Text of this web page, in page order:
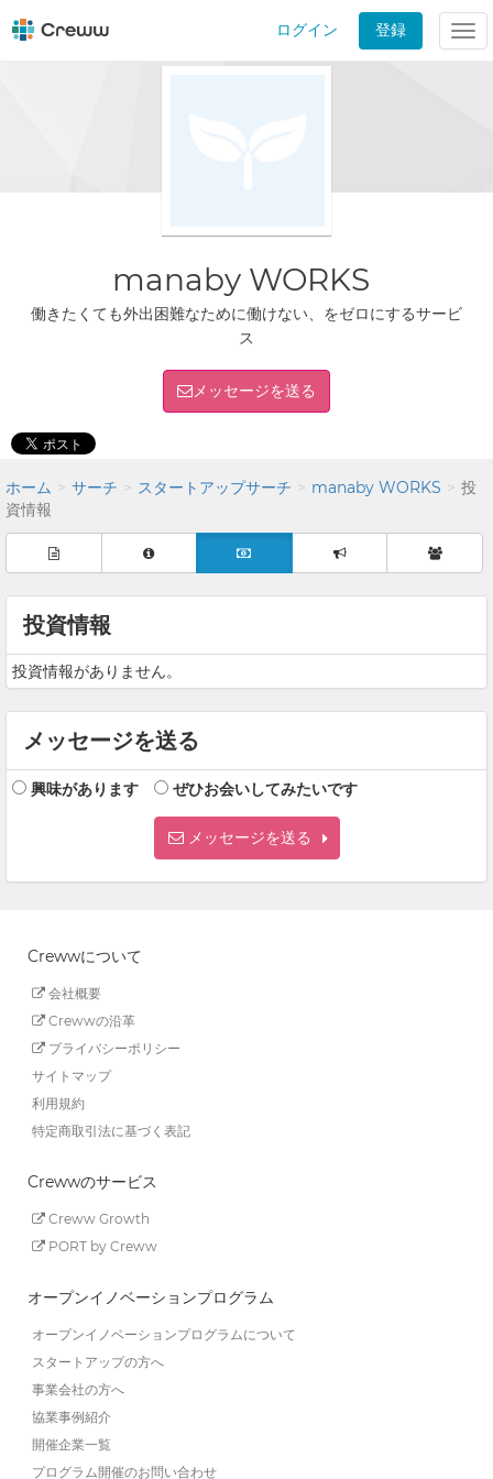
ログイン 登録
manaby WORKS
働きたくても外出困難なために働けない、をゼロにするサービ
ス
メッセージを送る
ホーム サーチ スタートアップサーチ manaby WORKS
投
資情報
投資情報
投資情報がありません。
メッセージを送る
興味があります ぜひお会いしてみたいです
メッセージを送る
Crewwについて
会社概要
Crewwの沿革
プライバシーポリシー
サイトマップ
利用規約
特定商取引法に基づく表記
Crewwのサービス
Creww Growth
PORT by Creww
オープンイノベーションプログラム
オープンイノベーションプログラムについて
スタートアップの方へ
事業会社の方へ
協業事例紹介
開催企業一覧
プログラム開催のお問い合わせ